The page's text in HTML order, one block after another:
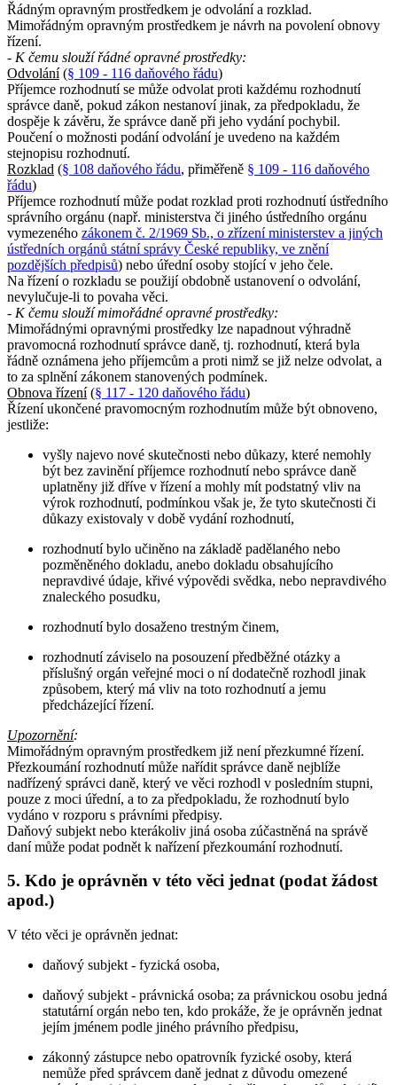
Řádným opravným prostředkem je odvolání a rozklad.
Mimořádným opravným prostředkem je návrh na povolení obnovy
řízení.
- K čemu slouží řádné opravné prostředky:
Odvolání(§ 109 - 116 daňového řádu)
Příjemce rozhodnutí se může odvolat proti každému rozhodnutí
správce daně, pokud zákon nestanoví jinak, za předpokladu, že
dospěje k závěru, že správce daně při jeho vydání pochybil.
Poučení o možnosti podání odvolání je uvedeno na každém
stejnopisu rozhodnutí.
Rozklad (§ 108 daňového řádu, přiměřeně § 109 - 116 daňového
řádu)
Příjemce rozhodnutí může podat rozklad proti rozhodnutí ústředního
správního orgánu (např. ministerstva či jiného ústředního orgánu
vymezeného zákonem č. 2/1969 Sb., o zřízení ministerstev a jiných
ústředních orgánů státní správy České republiky, ve znění
pozdějších předpisů) nebo úřední osoby stojící v jeho čele.
Na řízení o rozkladu se použijí obdobně ustanovení o odvolání,
nevylučuje-li to povaha věci.
- K čemu slouží mimořádné opravné prostředky:
Mimořádnými opravnými prostředky lze napadnout výhradně
pravomocná rozhodnutí správce daně, tj. rozhodnutí, která byla
řádně oznámena jeho příjemcům a proti nimž se již nelze odvolat, a
to za splnění zákonem stanovených podmínek.
Obnova řízení(§ 117 - 120 daňového řádu)
Řízení ukončené pravomocným rozhodnutím může být obnoveno,
jestliže:
vyšly najevo nové skutečnosti nebo důkazy, které nemohly
být bez zavinění příjemce rozhodnutí nebo správce daně
uplatněny již dříve v řízení a mohly mít podstatný vliv na
výrok rozhodnutí, podmínkou však je, že tyto skutečnosti či
důkazy existovaly v době vydání rozhodnutí,
rozhodnutí bylo učiněno na základě padělaného nebo
pozměněného dokladu, anebo dokladu obsahujícího
nepravdivé údaje, křivé výpovědi svědka, nebo nepravdivého
znaleckého posudku,
rozhodnutí bylo dosaženo trestným činem,
rozhodnutí záviselo na posouzení předběžné otázky a
příslušný orgán veřejné moci o ní dodatečně rozhodl jinak
způsobem, který má vliv na toto rozhodnutí a jemu
předcházející řízení.
Upozornění:
Mimořádným opravným prostředkem již není přezkumné řízení.
Přezkoumání rozhodnutí může nařídit správce daně nejblíže
nadřízený správci daně, který ve věci rozhodl v posledním stupni,
pouze z moci úřední, a to za předpokladu, že rozhodnutí bylo
vydáno v rozporu s právními předpisy.
Daňový subjekt nebo kterákoliv jiná osoba zúčastněná na správě
daní může podat podnět k nařízení přezkoumání rozhodnutí.
5. Kdo je oprávněn v této věci jednat (podat žádost
apod.)
V této věci je oprávněn jednat:
daňový subjekt - fyzická osoba,
daňový subjekt - právnická osoba; za právnickou osobu jedná
statutární orgán nebo ten, kdo prokáže, že je oprávněn jednat
jejím jménem podle jiného právního předpisu,
zákonný zástupce nebo opatrovník fyzické osoby, která
nemůže před správcem daně jednat z důvodu omezené